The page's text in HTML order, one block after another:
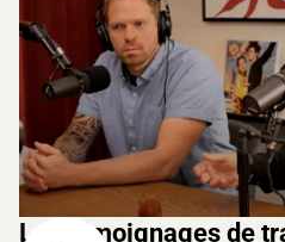
Les témoignages de